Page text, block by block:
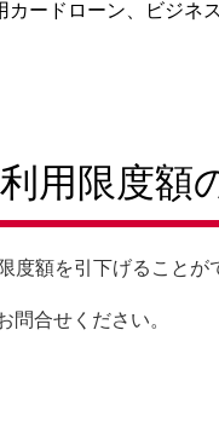
ードローン、ビジネ
用限度額
度額を引下げることが
問合せください。